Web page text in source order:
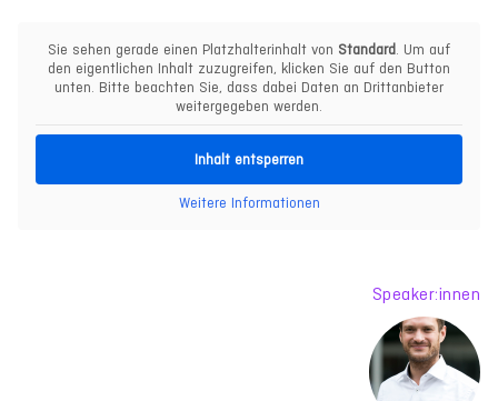
Sie sehen gerade einen Platzhalterinhalt von Standard . Um auf
den eigentlichen Inhalt zuzugreifen, klicken Sie auf den Button
unten. Bitte beachten Sie, dass dabei Daten an Drittanbieter
weitergegeben werden.
Inhalt entsperren
Weitere Informationen
Speaker:innen